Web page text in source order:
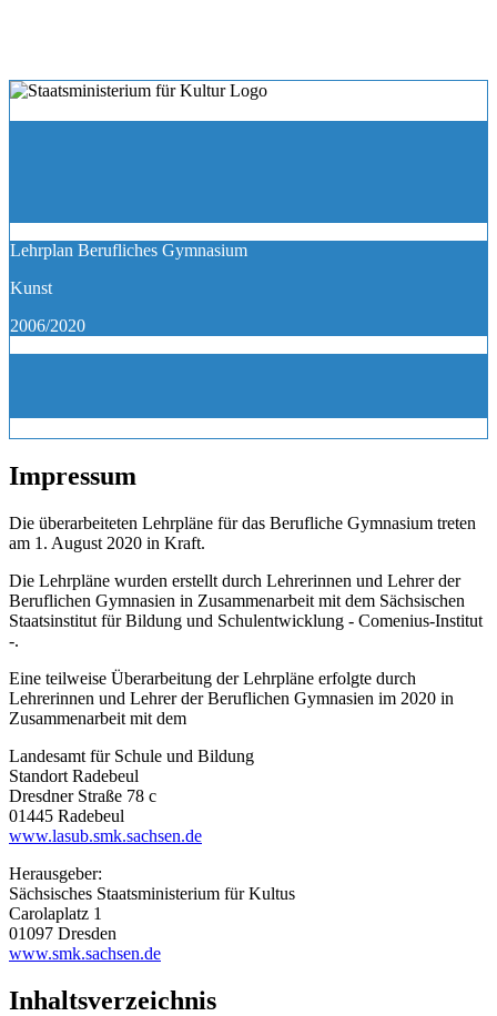
Lehrplan Berufliches Gymnasium
Kunst
2006/2020
Impressum
Die überarbeiteten Lehrpläne für das Berufliche Gymnasium treten
am 1. August 2020 in Kraft.
Die Lehrpläne wurden erstellt durch Lehrerinnen und Lehrer der
Beruflichen Gymnasien in Zusammenarbeit mit dem Sächsischen
Staatsinstitut für Bildung und Schulentwicklung - Comenius-Institut
-.
Eine teilweise Überarbeitung der Lehrpläne erfolgte durch
Lehrerinnen und Lehrer der Beruflichen Gymnasien im 2020 in
Zusammenarbeit mit dem
Landesamt für Schule und Bildung
Standort Radebeul
Dresdner Straße 78 c
01445 Radebeul
www.lasub.smk.sachsen.de
Herausgeber:
Sächsisches Staatsministerium für Kultus
Carolaplatz 1
01097 Dresden
www.smk.sachsen.de
Inhaltsverzeichnis